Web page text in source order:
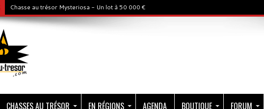
Chasse au trésor Mysteriosa - Un lot à 50 000 €
CHASSES AU TRÉSOR EN RÉGIONS AGENDA BOUTIQUE FORUM